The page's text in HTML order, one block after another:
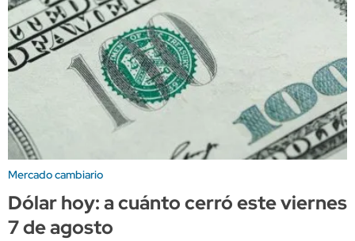
Mercado cambiario
Dólar hoy: a cuánto cerró este viernes
7 de agosto